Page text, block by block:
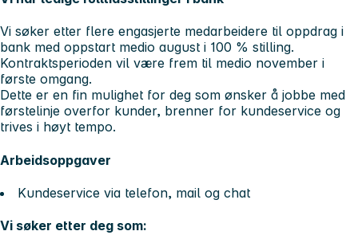
Vi søker etter flere engasjerte medarbeidere til oppdrag i
bank med oppstart medio august i 100 % stilling.
Kontraktsperioden vil være frem til medio november i
første omgang.
Dette er en fin mulighet for deg som ønsker å jobbe med
førstelinje overfor kunder, brenner for kundeservice og
trives i høyt tempo.
Arbeidsoppgaver
Kundeservice via telefon, mail og chat
Vi søker etter deg som: